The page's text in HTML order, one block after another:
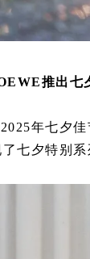
推出七
年七夕
七夕特别